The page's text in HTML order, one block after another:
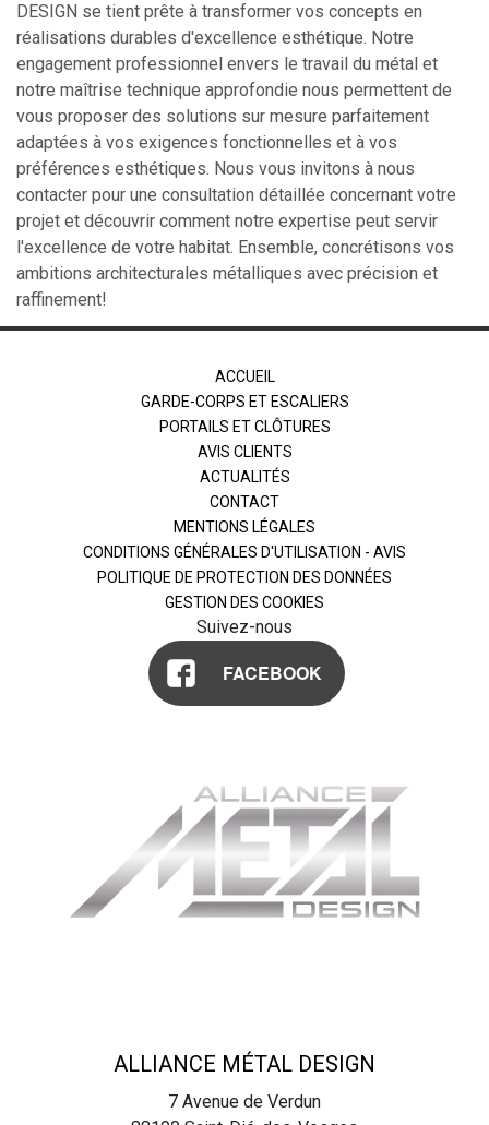
DESIGN se tient prête à transformer vos concepts en
réalisations durables d'excellence esthétique. Notre
engagement professionnel envers le travail du métal et
notre maîtrise technique approfondie nous permettent de
vous proposer des solutions sur mesure parfaitement
adaptées à vos exigences fonctionnelles et à vos
préférences esthétiques. Nous vous invitons à nous
contacter pour une consultation détaillée concernant votre
projet et découvrir comment notre expertise peut servir
l'excellence de votre habitat. Ensemble, concrétisons vos
ambitions architecturales métalliques avec précision et
raffinement!
ACCUEIL
GARDE-CORPS ET ESCALIERS
PORTAILS ET CLÔTURES
AVIS CLIENTS
ACTUALITÉS
CONTACT
MENTIONS LÉGALES
CONDITIONS GÉNÉRALES D'UTILISATION - AVIS
POLITIQUE DE PROTECTION DES DONNÉES
GESTION DES COOKIES
Suivez-nous
FACEBOOK
ALLIANCE MÉTAL DESIGN
7 Avenue de Verdun